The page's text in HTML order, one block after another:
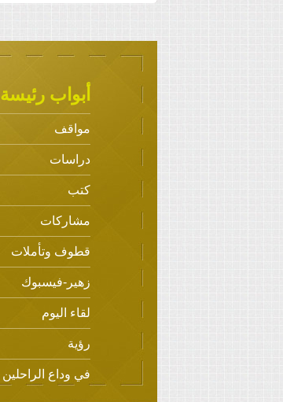
أبواب رئيسة
مواقف
دراسات
كتب
مشاركات
قطوف وتأملات
زهير-فيسبوك
لقاء اليوم
رؤية
في وداع الراحلين